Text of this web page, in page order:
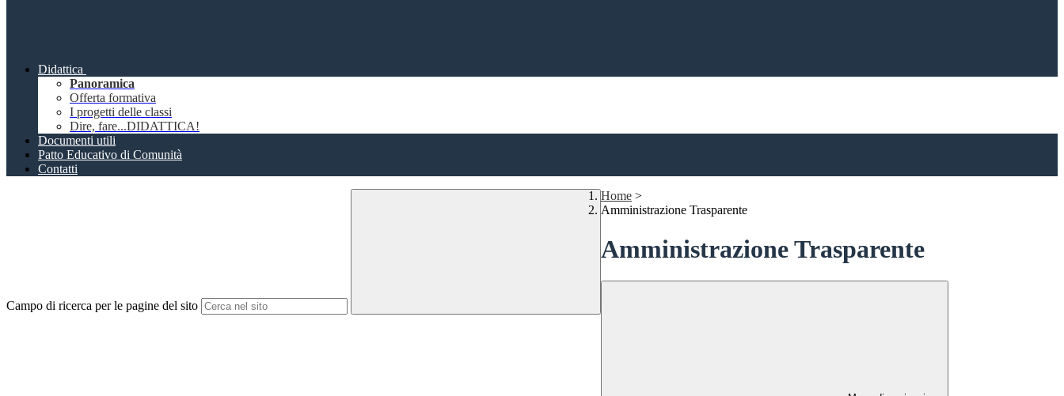
Didattica
Panoramica
Offerta formativa
I progetti delle classi
Dire, fare...DIDATTICA!
Documenti utili
Patto Educativo di Comunità
Contatti
Campo di ricerca per le pagine del sito
Home >
Amministrazione Trasparente
Amministrazione Trasparente